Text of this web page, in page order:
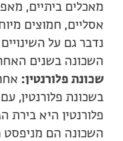
מאכלים ביתיים,
אסליים, חמוצים
נדבר גם על
השכונה בשנים
שכונת פלורנטין:
בשכונת פלורנטין,
פלורנטין היא בירת
השכונה הם מניפסט